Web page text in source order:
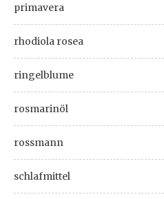
primavera
rhodiola rosea
ringelblume
rosmarinöl
rossmann
schlafmittel